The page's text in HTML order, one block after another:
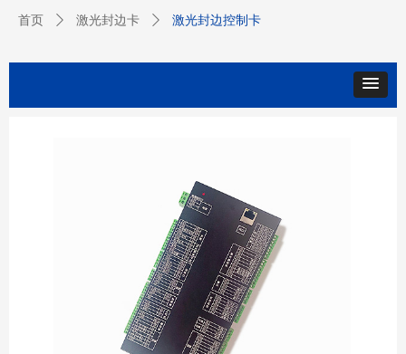
首页 ꄲ 激光封边卡 ꄲ 激光封边控制卡